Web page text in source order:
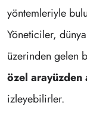
yöntemleriyle
Yöneticiler,
üzerinden gelen
özel arayüzden
izleyebilirler.